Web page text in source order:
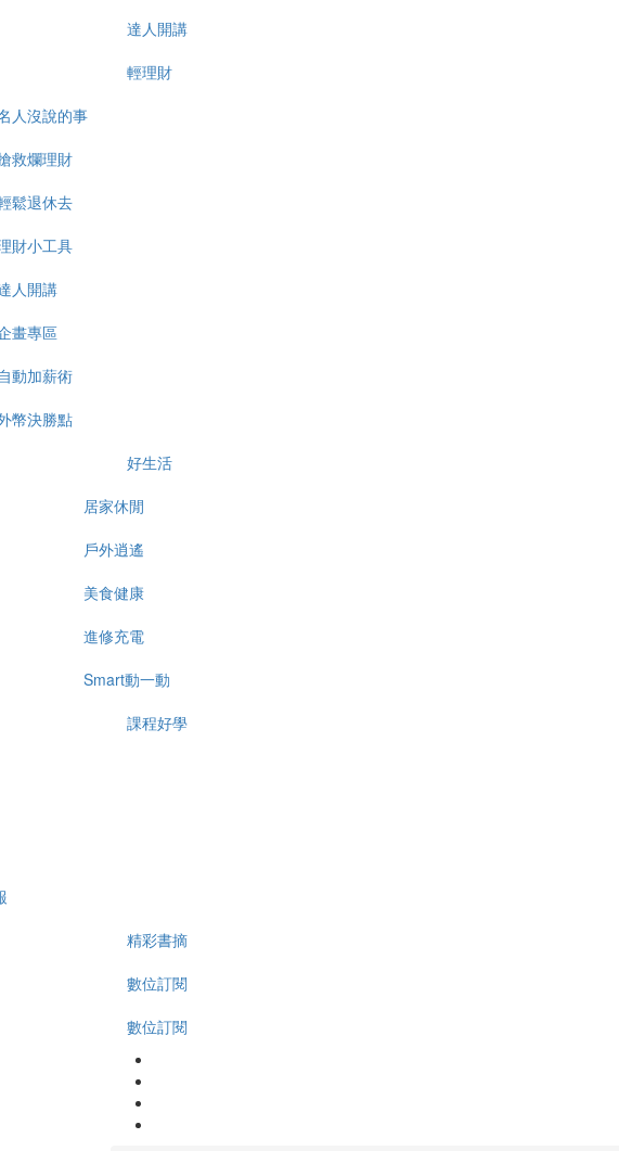
達人開講
輕理財
人沒說的事
救爛理財
鬆退休去
財小工具
人開講
畫專區
動加薪術
幣決勝點
好生活
居家休閒
戶外逍遙
美食健康
進修充電
Smart動一動
課程好學
精彩書摘
數位訂閱
數位訂閱